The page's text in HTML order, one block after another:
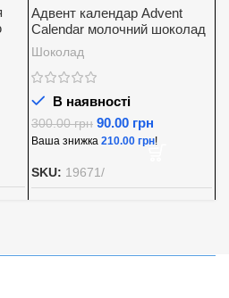
Адвент календар Advent
Calendar молочний шоколад
із вершковою начинкою
Baron 200 г.
Шоколад
В наявності
300.00грн 90.00 грн
Ваша знижка 210.00 грн!
SKU: 19671/